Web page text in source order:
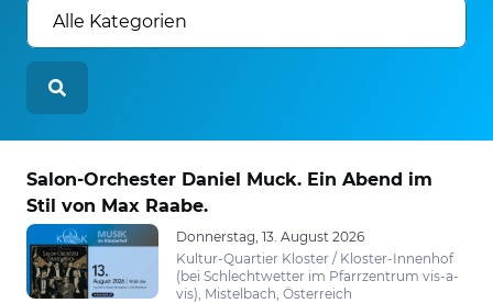
Salon-Orchester Daniel Muck. Ein Abend im
Stil von Max Raabe.
Donnerstag, 13. August 2026
Kultur-Quartier Kloster / Kloster-Innenhof
(bei Schlechtwetter im Pfarrzentrum vis-a-
vis), Mistelbach, Österreich